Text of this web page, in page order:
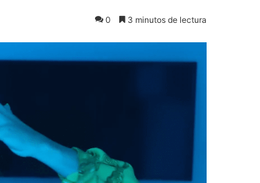
0 3 minutos de lectura